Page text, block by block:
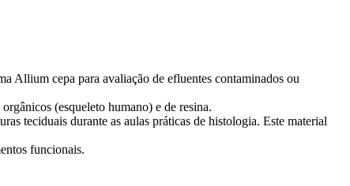
Allium cepa para avaliação de efluentes contaminados ou
(esqueleto humano) e de resina.
teciduais durante as aulas práticas de histologia. Este material
funcionais.